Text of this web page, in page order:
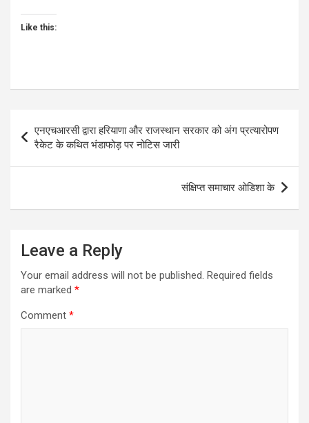
Like this:
navigation
एनएचआरसी द्वारा हरियाणा और राजस्थान सरकार को अंग प्रत्यारोपण
रैकेट के कथित भंडाफोड़ पर नोटिस जारी
संक्षिप्त समाचार ओडिशा के
Leave a Reply
Your email address will not be published. Required fields
are marked *
Comment *